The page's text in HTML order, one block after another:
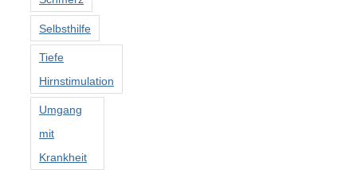
Selbsthilfe
Tiefe
Hirnstimulation
Umgang
mit
Krankheit